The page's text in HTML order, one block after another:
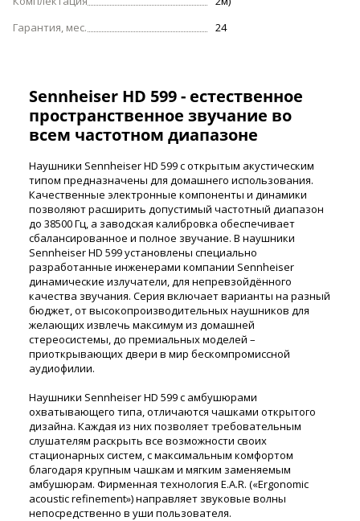
Гарантия, мес.
24
Sennheiser HD 599 - естественное
пространственное звучание во
всем частотном диапазоне
Наушники Sennheiser HD 599 с открытым акустическим
типом предназначены для домашнего использования.
Качественные электронные компоненты и динамики
позволяют расширить допустимый частотный диапазон
до 38500 Гц, а заводская калибровка обеспечивает
сбалансированное и полное звучание. В наушники
Sennheiser HD 599 установлены специально
разработанные инженерами компании Sennheiser
динамические излучатели, для непревзойдённого
качества звучания. Серия включает варианты на разный
бюджет, от высокопроизводительных наушников для
желающих извлечь максимум из домашней
стереосистемы, до премиальных моделей –
приоткрывающих двери в мир бескомпромиссной
аудиофилии.
Наушники Sennheiser HD 599 с амбушюрами
охватывающего типа, отличаются чашками открытого
дизайна. Каждая из них позволяет требовательным
слушателям раскрыть все возможности своих
стационарных систем, с максимальным комфортом
благодаря крупным чашкам и мягким заменяемым
амбушюрам. Фирменная технология E.A.R. («Ergonomic
acoustic refinement») направляет звуковые волны
непосредственно в уши пользователя.